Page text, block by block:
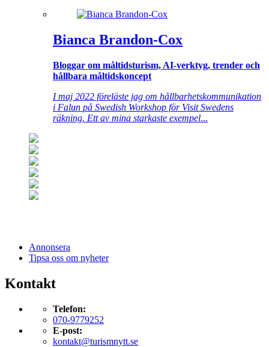
Bianca Brandon-Cox
Bloggar om måltidsturism, AI-verktyg, trender och
hållbara måltidskoncept
I maj 2022 föreläste jag om hållbarhetskommunikation
i Falun på Swedish Workshop för Visit Swedens
räkning. Ett av mina starkaste exempel...
Annonsera
Tipsa oss om nyheter
Kontakt
Telefon:
070-9779252
E-post:
kontakt@turismnytt.se